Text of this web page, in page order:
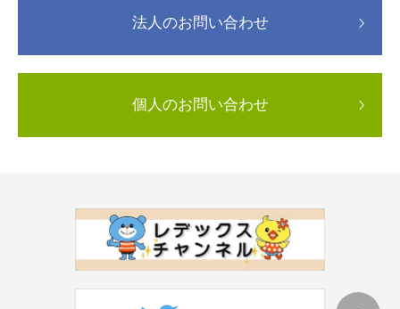
法人のお問い合わせ
個人のお問い合わせ